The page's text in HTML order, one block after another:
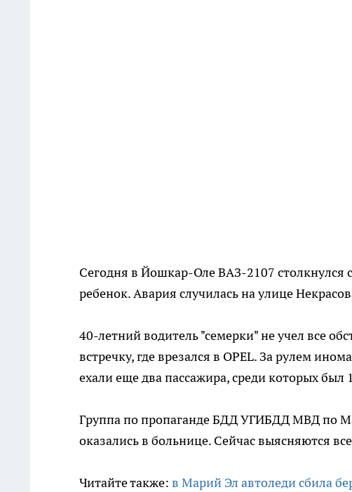
Сегодня в Йошкар-Оле ВАЗ-2107 столкнулся
ребенок. Авария случилась на улице
40-летний водитель "семерки" не учел все
встречку, где врезался в OPEL. За рулем
ехали еще два пассажира, среди которых был
Группа по пропаганде БДД УГИБДД МВД по
оказались в больнице. Сейчас выясняются
Читайте также: в Марий Эл автоледи сбила